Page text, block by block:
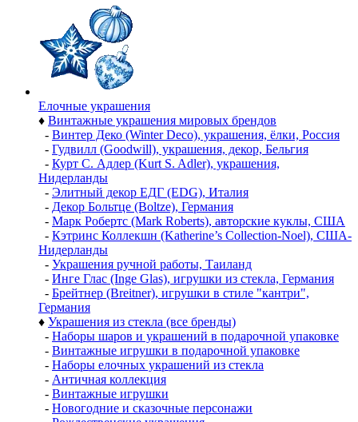
Елочные украшения
♦ Винтажные украшения мировых брендов
- Винтер Деко (Winter Deco), украшения, ёлки, Россия
- Гудвилл (Goodwill), украшения, декор, Бельгия
- Курт С. Адлер (Kurt S. Adler), украшения,
Нидерланды
- Элитный декор ЕДГ (EDG), Италия
- Декор Больтце (Boltze), Германия
- Марк Робертс (Mark Roberts), авторские куклы, США
- Кэтринс Коллекшн (Katherine’s Collection-Noel), США-
Нидерланды
- Украшения ручной работы, Таиланд
- Инге Глас (Inge Glas), игрушки из стекла, Германия
- Брейтнер (Breitner), игрушки в стиле "кантри",
Германия
♦ Украшения из стекла (все бренды)
- Наборы шаров и украшений в подарочной упаковке
- Винтажные игрушки в подарочной упаковке
- Наборы елочных украшений из стекла
- Античная коллекция
- Винтажные игрушки
- Новогодние и сказочные персонажи